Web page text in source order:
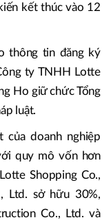
kết thúc vào 12
thông tin đăng ký
ty TNHH Lotte
Ho giữ chức Tổng
luật.
của doanh nghiệp
quy mô vốn hơn
Shopping Co.,
Ltd. sở hữu 30%,
Co., Ltd. và